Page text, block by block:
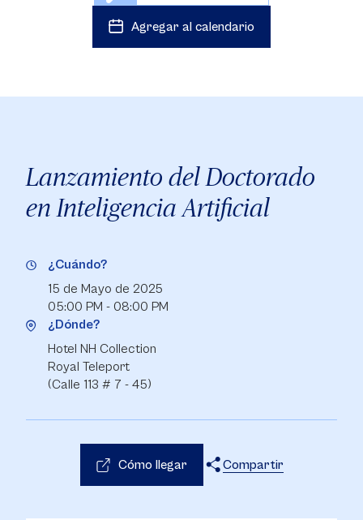
Agregar al calendario
Lanzamiento del Doctorado
en Inteligencia Artificial
¿Cuándo?
15 de Mayo de 2025
05:00 PM - 08:00 PM
¿Dónde?
Hotel NH Collection
Royal Teleport
(Calle 113 # 7 - 45)
Cómo llegar
Compartir